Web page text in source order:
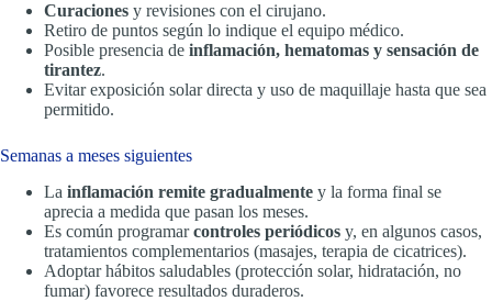
Curaciones y revisiones con el cirujano.
Retiro de puntos según lo indique el equipo médico.
Posible presencia de inflamación, hematomas y sensación de
tirantez.
Evitar exposición solar directa y uso de maquillaje hasta que sea
permitido.
Semanas a meses siguientes
La inflamación remite gradualmente y la forma final se
aprecia a medida que pasan los meses.
Es común programarcontroles periódicos y, en algunos casos,
tratamientos complementarios (masajes, terapia de cicatrices).
Adoptar hábitos saludables (protección solar, hidratación, no
fumar) favorece resultados duraderos.